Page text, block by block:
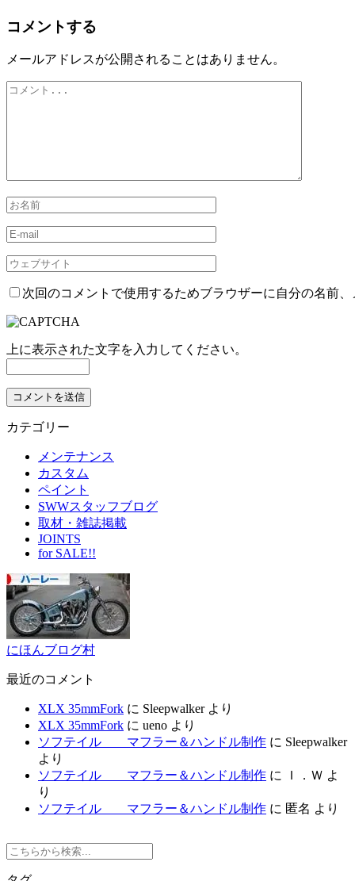
コメントする
メールアドレスが公開されることはありません。
次回のコメントで使用するためブラウザーに自分の名前
上に表示された文字を入力してください。
カテゴリー
メンテナンス
カスタム
ペイント
SWWスタッフブログ
取材・雑誌掲載
JOINTS
for SALE!!
にほんブログ村
最近のコメント
XLX 35mmFork に Sleepwalkerより
XLX 35mmFork に ueno より
ソフテイル マフラー＆ハンドル制作 に Sleepwalker
より
ソフテイル マフラー＆ハンドル制作 に Ｉ．Ｗ よ
り
ソフテイル マフラー＆ハンドル制作 に 匿名 より